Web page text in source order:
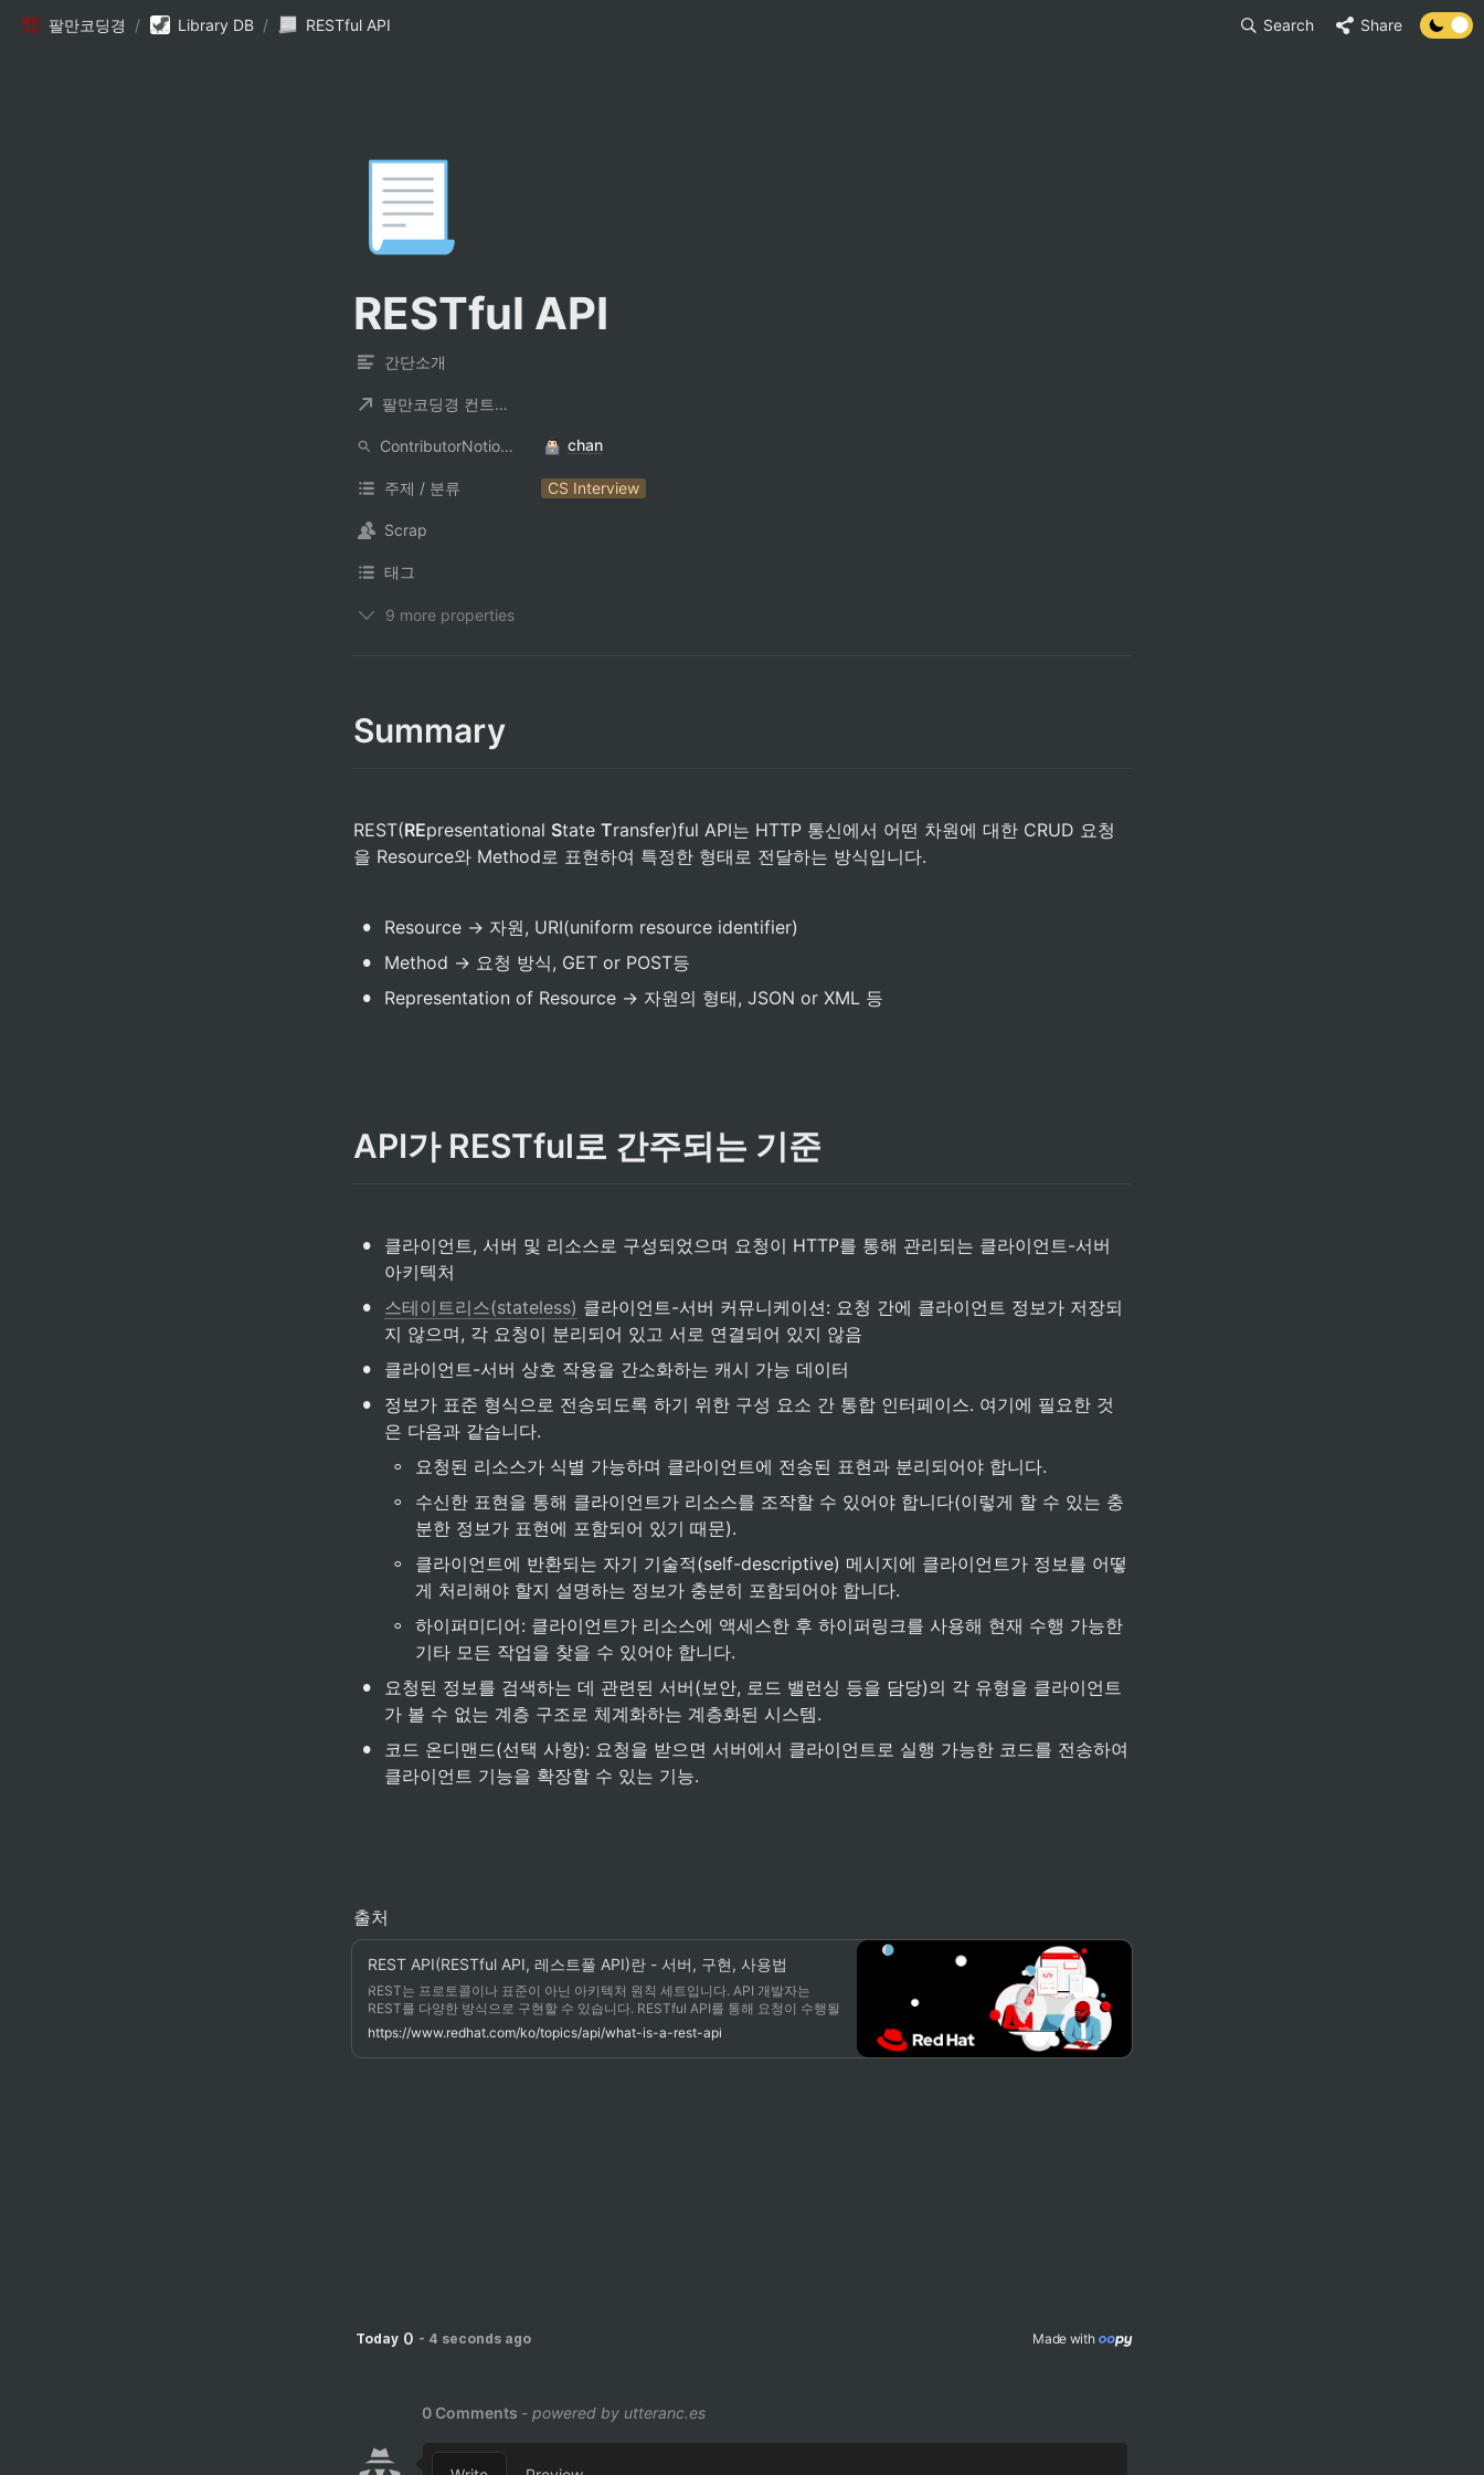
팔만코딩경 / Library DB / RESTful API Search Share
📃
RESTful API
간단소개
팔만코딩경 컨트리뷰터
ContributorNotionAccount chan
주제 / 분류 CS Interview
Scrap
태그
9 more properties
Summary
REST(REpresentational State Transfer)ful API는 HTTP 통신에서 어떤 차원에 대한 CRUD 요청
을 Resource와 Method로 표현하여 특정한 형태로 전달하는 방식입니다.
• Resource → 자원, URI(uniform resource identifier)
• Method → 요청 방식, GET or POST등
• Representation of Resource → 자원의 형태, JSON or XML 등
API가 RESTful로 간주되는 기준
•
클라이언트, 서버 및 리소스로 구성되었으며 요청이 HTTP를 통해 관리되는 클라이언트-서버
아키텍처
• 스테이트리스(stateless) 클라이언트-서버 커뮤니케이션: 요청 간에 클라이언트 정보가 저장되
지 않으며, 각 요청이 분리되어 있고 서로 연결되어 있지 않음
• 클라이언트-서버 상호 작용을 간소화하는 캐시 가능 데이터
•
정보가 표준 형식으로 전송되도록 하기 위한 구성 요소 간 통합 인터페이스. 여기에 필요한 것
은 다음과 같습니다.
◦ 요청된 리소스가 식별 가능하며 클라이언트에 전송된 표현과 분리되어야 합니다.
◦
수신한 표현을 통해 클라이언트가 리소스를 조작할 수 있어야 합니다(이렇게 할 수 있는 충
분한 정보가 표현에 포함되어 있기 때문).
◦
클라이언트에 반환되는 자기 기술적(self-descriptive) 메시지에 클라이언트가 정보를 어떻
게 처리해야 할지 설명하는 정보가 충분히 포함되어야 합니다.
◦
하이퍼미디어: 클라이언트가 리소스에 액세스한 후 하이퍼링크를 사용해 현재 수행 가능한
기타 모든 작업을 찾을 수 있어야 합니다.
•
요청된 정보를 검색하는 데 관련된 서버(보안, 로드 밸런싱 등을 담당)의 각 유형을 클라이언트
가 볼 수 없는 계층 구조로 체계화하는 계층화된 시스템.
•
코드 온디맨드(선택 사항): 요청을 받으면 서버에서 클라이언트로 실행 가능한 코드를 전송하여
클라이언트 기능을 확장할 수 있는 기능.
출처
REST API(RESTful API, 레스트풀 API)란 - 서버, 구현, 사용법
REST는 프로토콜이나 표준이 아닌 아키텍처 원칙 세트입니다. API 개발자는
REST를 다양한 방식으로 구현할 수 있습니다. RESTful API를 통해 요청이 수행될
때 RESTful API는 리소스 상태에 대한 표현을 요청자에게 전송합니다. 이 정보 또
는 표현은 HTTP: JSON(Javascript Object Notation), HTML, XLT 또는 일반 텍
스트를 통해 몇 가지 형식으로 전송됩니다.
https://www.redhat.com/ko/topics/api/what-is-a-rest-api
Today 0 - 4 seconds ago Made with